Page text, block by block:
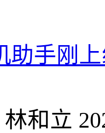
助手刚
林和立